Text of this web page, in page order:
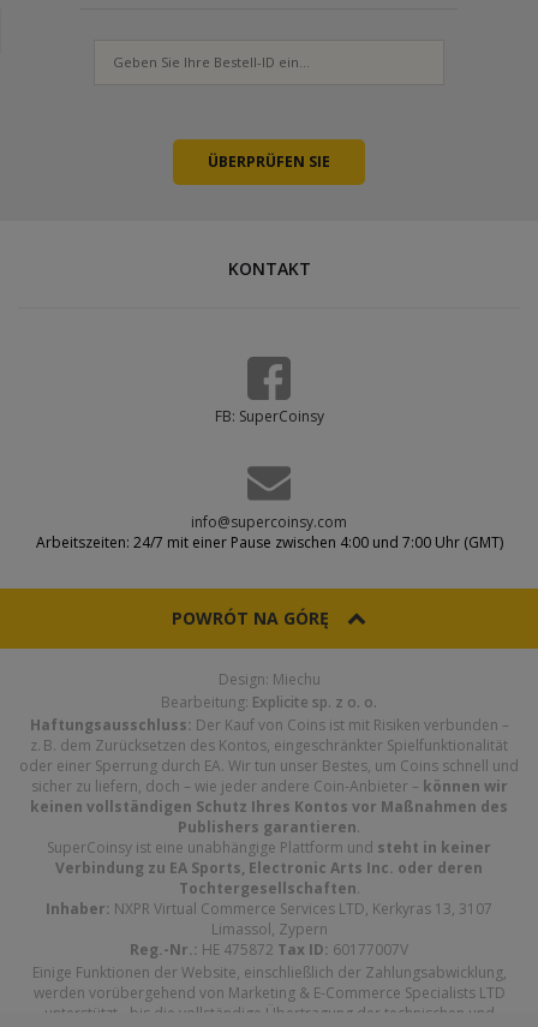
KONTAKT
FB: SuperCoinsy
info@supercoinsy.com
Arbeitszeiten: 24/7 mit einer Pause zwischen 4:00 und 7:00 Uhr (GMT)
POWRÓT NA GÓRĘ
Design: Miechu
Bearbeitung: Explicite sp. z o. o.
Haftungsausschluss: Der Kauf von Coins ist mit Risiken verbunden –
z. B. dem Zurücksetzen des Kontos, eingeschränkter Spielfunktionalität
oder einer Sperrung durch EA. Wir tun unser Bestes, um Coins schnell und
sicher zu liefern, doch – wie jeder andere Coin-Anbieter – können wir
keinen vollständigen Schutz Ihres Kontos vor Maßnahmen des
Publishers garantieren.
SuperCoinsy ist eine unabhängige Plattform und steht in keiner
Verbindung zu EA Sports, Electronic Arts Inc. oder deren
Tochtergesellschaften.
Inhaber: NXPR Virtual Commerce Services LTD, Kerkyras 13, 3107
Limassol, Zypern
Reg.-Nr.: HE 475872 Tax ID: 60177007V
Einige Funktionen der Website, einschließlich der Zahlungsabwicklung,
werden vorübergehend von Marketing & E-Commerce Specialists LTD
unterstützt - bis die vollständige Übertragung der technischen und